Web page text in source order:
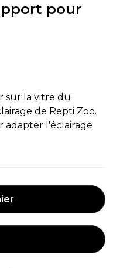
pour
sur la vitre du
de Repti Zoo.
adapter l'éclairage